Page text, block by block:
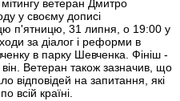
мітингу ветеран Дмитро
у своєму дописі
п'ятницю, 31 липня, о 19:00 у
за діалог і реформи в
в парку Шевченка. Фініш -
Ветеран також зазначив, що
відповідей на запитання, які
всій країні.